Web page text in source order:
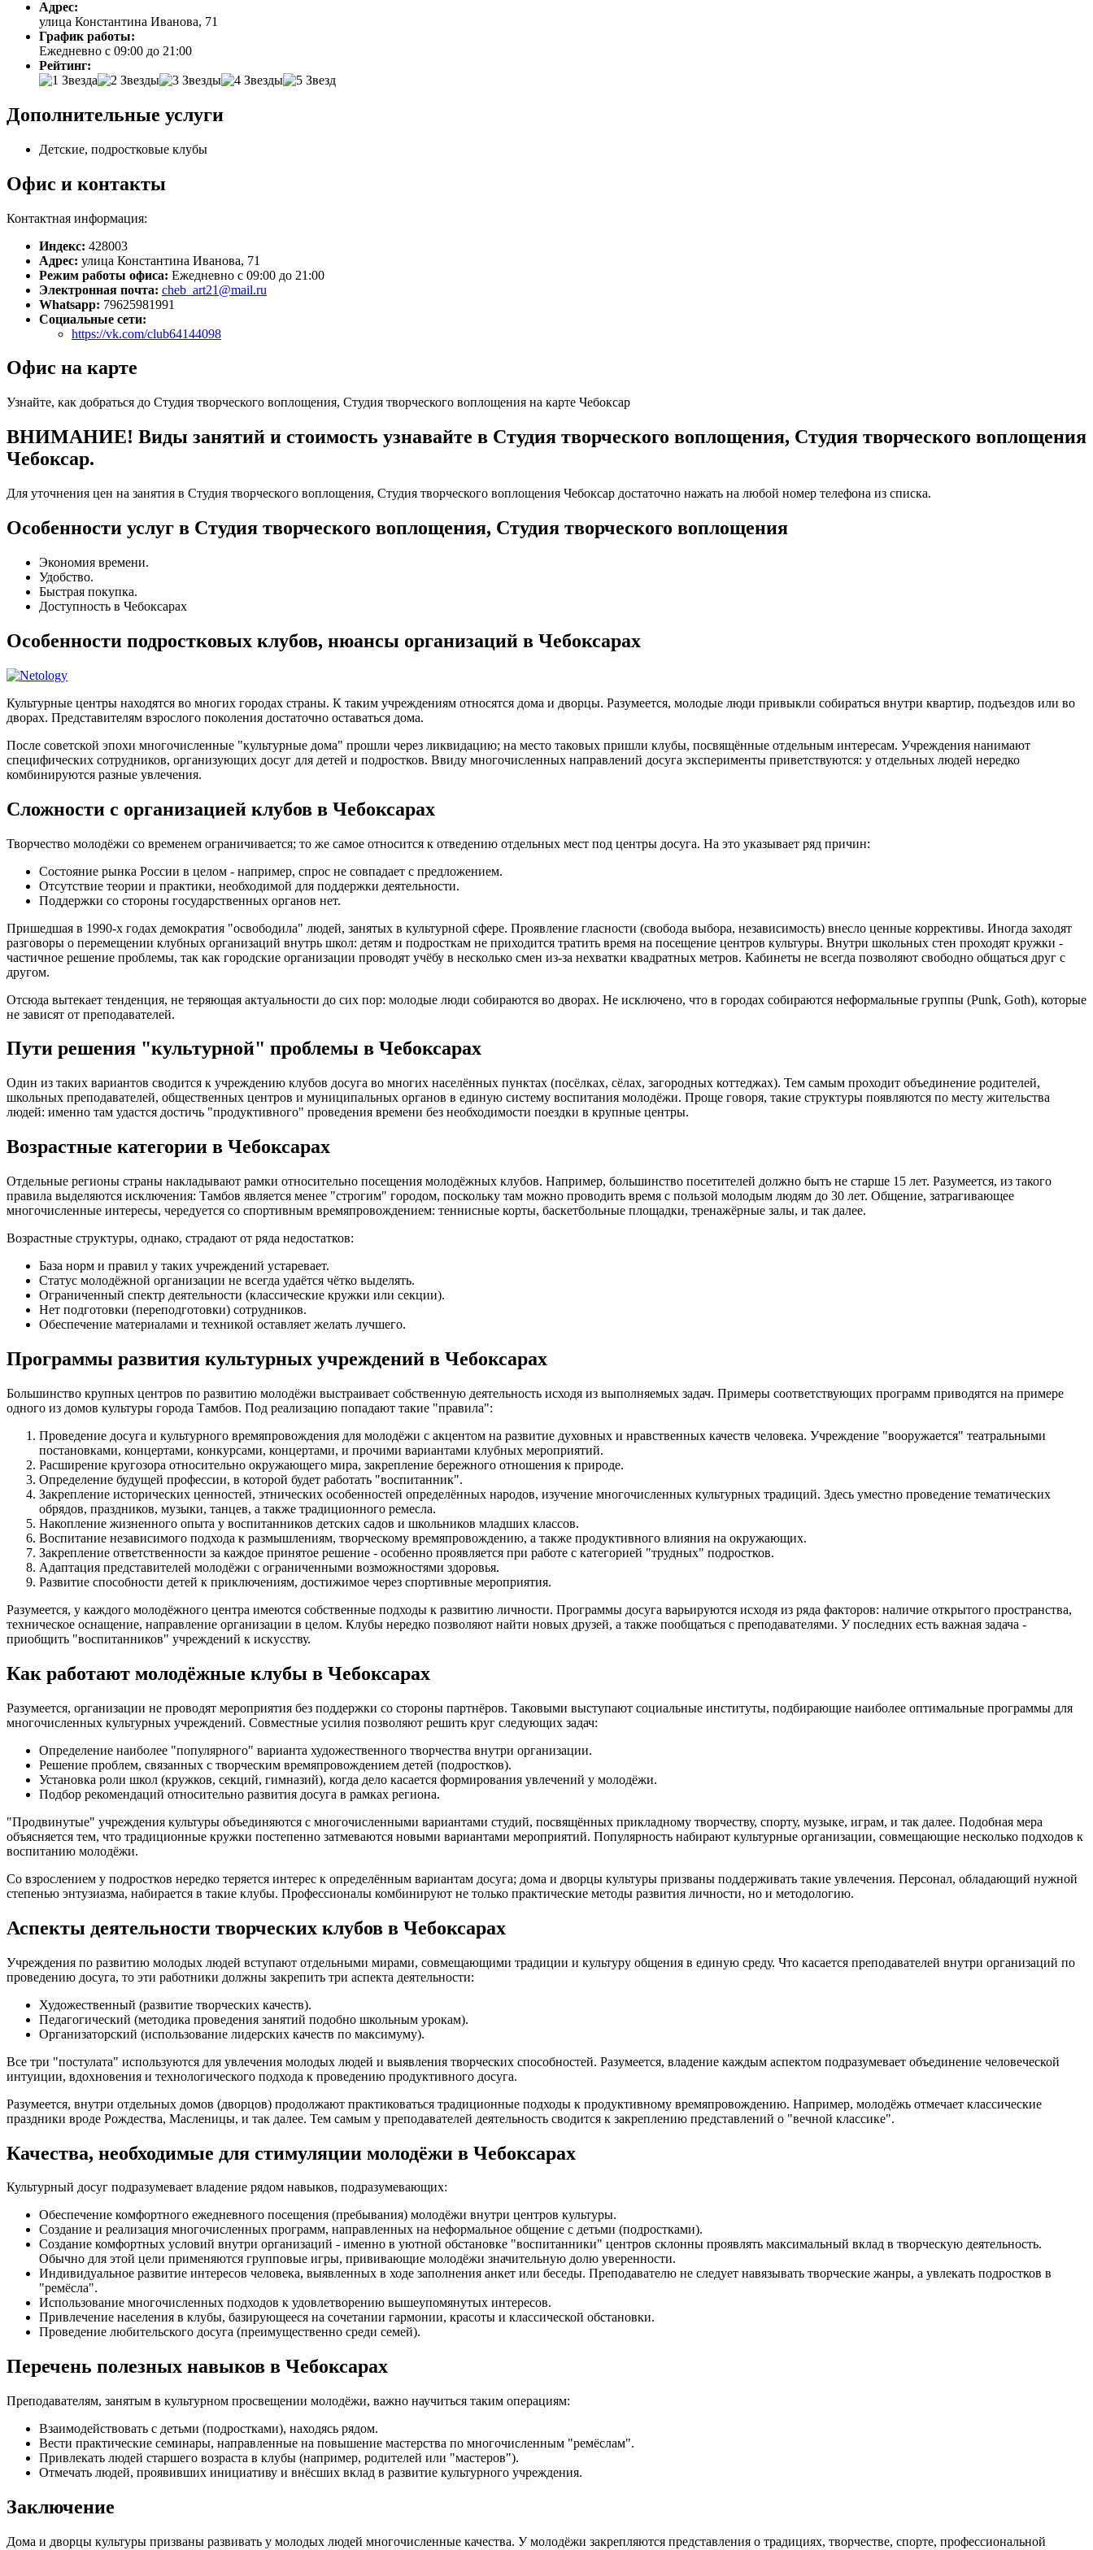
Адрес:
улица Константина Иванова, 71
График работы:
Ежедневно с 09:00 до 21:00
Рейтинг:
Дополнительные услуги
Детские, подростковые клубы
Офис и контакты
Контактная информация:
Индекс: 428003
Адрес: улица Константина Иванова, 71
Режим работы офиса: Ежедневно с 09:00 до 21:00
Электронная почта: cheb_art21@mail.ru
Whatsapp: 79625981991
Социальные сети:
https://vk.com/club64144098
Офис на карте
Узнайте, как добраться до Студия творческого воплощения, Студия творческого воплощения на карте Чебоксар
ВНИМАНИЕ! Виды занятий и стоимость узнавайте в Студия творческого воплощения, Студия творческого воплощения
Чебоксар.
Для уточнения цен на занятия в Студия творческого воплощения, Студия творческого воплощения Чебоксар достаточно нажать на любой номер телефона из списка.
Особенности услуг в Студия творческого воплощения, Студия творческого воплощения
Экономия времени.
Удобство.
Быстрая покупка.
Доступность в Чебоксарах
Особенности подростковых клубов, нюансы организаций в Чебоксарах
Культурные центры находятся во многих городах страны. К таким учреждениям относятся дома и дворцы. Разумеется, молодые люди привыкли собираться внутри квартир, подъездов или во
дворах. Представителям взрослого поколения достаточно оставаться дома.
После советской эпохи многочисленные "культурные дома" прошли через ликвидацию; на место таковых пришли клубы, посвящённые отдельным интересам. Учреждения нанимают
специфических сотрудников, организующих досуг для детей и подростков. Ввиду многочисленных направлений досуга эксперименты приветствуются: у отдельных людей нередко
комбинируются разные увлечения.
Сложности с организацией клубов в Чебоксарах
Творчество молодёжи со временем ограничивается; то же самое относится к отведению отдельных мест под центры досуга. На это указывает ряд причин:
Состояние рынка России в целом - например, спрос не совпадает с предложением.
Отсутствие теории и практики, необходимой для поддержки деятельности.
Поддержки со стороны государственных органов нет.
Пришедшая в 1990-х годах демократия "освободила" людей, занятых в культурной сфере. Проявление гласности (свобода выбора, независимость) внесло ценные коррективы. Иногда заходят
разговоры о перемещении клубных организаций внутрь школ: детям и подросткам не приходится тратить время на посещение центров культуры. Внутри школьных стен проходят кружки -
частичное решение проблемы, так как городские организации проводят учёбу в несколько смен из-за нехватки квадратных метров. Кабинеты не всегда позволяют свободно общаться друг с
другом.
Отсюда вытекает тенденция, не теряющая актуальности до сих пор: молодые люди собираются во дворах. Не исключено, что в городах собираются неформальные группы (Punk, Goth), которые
не зависят от преподавателей.
Пути решения "культурной" проблемы в Чебоксарах
Один из таких вариантов сводится к учреждению клубов досуга во многих населённых пунктах (посёлках, сёлах, загородных коттеджах). Тем самым проходит объединение родителей,
школьных преподавателей, общественных центров и муниципальных органов в единую систему воспитания молодёжи. Проще говоря, такие структуры появляются по месту жительства
людей: именно там удастся достичь "продуктивного" проведения времени без необходимости поездки в крупные центры.
Возрастные категории в Чебоксарах
Отдельные регионы страны накладывают рамки относительно посещения молодёжных клубов. Например, большинство посетителей должно быть не старше 15 лет. Разумеется, из такого
правила выделяются исключения: Тамбов является менее "строгим" городом, поскольку там можно проводить время с пользой молодым людям до 30 лет. Общение, затрагивающее
многочисленные интересы, чередуется со спортивным времяпровождением: теннисные корты, баскетбольные площадки, тренажёрные залы, и так далее.
Возрастные структуры, однако, страдают от ряда недостатков:
База норм и правил у таких учреждений устаревает.
Статус молодёжной организации не всегда удаётся чётко выделять.
Ограниченный спектр деятельности (классические кружки или секции).
Нет подготовки (переподготовки) сотрудников.
Обеспечение материалами и техникой оставляет желать лучшего.
Программы развития культурных учреждений в Чебоксарах
Большинство крупных центров по развитию молодёжи выстраивает собственную деятельность исходя из выполняемых задач. Примеры соответствующих программ приводятся на примере
одного из домов культуры города Тамбов. Под реализацию попадают такие "правила":
Проведение досуга и культурного времяпровождения для молодёжи с акцентом на развитие духовных и нравственных качеств человека. Учреждение "вооружается" театральными
постановками, концертами, конкурсами, концертами, и прочими вариантами клубных мероприятий.
Расширение кругозора относительно окружающего мира, закрепление бережного отношения к природе.
Определение будущей профессии, в которой будет работать "воспитанник".
Закрепление исторических ценностей, этнических особенностей определённых народов, изучение многочисленных культурных традиций. Здесь уместно проведение тематических
обрядов, праздников, музыки, танцев, а также традиционного ремесла.
Накопление жизненного опыта у воспитанников детских садов и школьников младших классов.
Воспитание независимого подхода к размышлениям, творческому времяпровождению, а также продуктивного влияния на окружающих.
Закрепление ответственности за каждое принятое решение - особенно проявляется при работе с категорией "трудных" подростков.
Адаптация представителей молодёжи с ограниченными возможностями здоровья.
Развитие способности детей к приключениям, достижимое через спортивные мероприятия.
Разумеется, у каждого молодёжного центра имеются собственные подходы к развитию личности. Программы досуга варьируются исходя из ряда факторов: наличие открытого пространства,
техническое оснащение, направление организации в целом. Клубы нередко позволяют найти новых друзей, а также пообщаться с преподавателями. У последних есть важная задача -
приобщить "воспитанников" учреждений к искусству.
Как работают молодёжные клубы в Чебоксарах
Разумеется, организации не проводят мероприятия без поддержки со стороны партнёров. Таковыми выступают социальные институты, подбирающие наиболее оптимальные программы для
многочисленных культурных учреждений. Совместные усилия позволяют решить круг следующих задач:
Определение наиболее "популярного" варианта художественного творчества внутри организации.
Решение проблем, связанных с творческим времяпровождением детей (подростков).
Установка роли школ (кружков, секций, гимназий), когда дело касается формирования увлечений у молодёжи.
Подбор рекомендаций относительно развития досуга в рамках региона.
"Продвинутые" учреждения культуры объединяются с многочисленными вариантами студий, посвящённых прикладному творчеству, спорту, музыке, играм, и так далее. Подобная мера
объясняется тем, что традиционные кружки постепенно затмеваются новыми вариантами мероприятий. Популярность набирают культурные организации, совмещающие несколько подходов к
воспитанию молодёжи.
Со взрослением у подростков нередко теряется интерес к определённым вариантам досуга; дома и дворцы культуры призваны поддерживать такие увлечения. Персонал, обладающий нужной
степенью энтузиазма, набирается в такие клубы. Профессионалы комбинируют не только практические методы развития личности, но и методологию.
Аспекты деятельности творческих клубов в Чебоксарах
Учреждения по развитию молодых людей вступают отдельными мирами, совмещающими традиции и культуру общения в единую среду. Что касается преподавателей внутри организаций по
проведению досуга, то эти работники должны закрепить три аспекта деятельности:
Художественный (развитие творческих качеств).
Педагогический (методика проведения занятий подобно школьным урокам).
Организаторский (использование лидерских качеств по максимуму).
Все три "постулата" используются для увлечения молодых людей и выявления творческих способностей. Разумеется, владение каждым аспектом подразумевает объединение человеческой
интуиции, вдохновения и технологического подхода к проведению продуктивного досуга.
Разумеется, внутри отдельных домов (дворцов) продолжают практиковаться традиционные подходы к продуктивному времяпровождению. Например, молодёжь отмечает классические
праздники вроде Рождества, Масленицы, и так далее. Тем самым у преподавателей деятельность сводится к закреплению представлений о "вечной классике".
Качества, необходимые для стимуляции молодёжи в Чебоксарах
Культурный досуг подразумевает владение рядом навыков, подразумевающих:
Обеспечение комфортного ежедневного посещения (пребывания) молодёжи внутри центров культуры.
Создание и реализация многочисленных программ, направленных на неформальное общение с детьми (подростками).
Создание комфортных условий внутри организаций - именно в уютной обстановке "воспитанники" центров склонны проявлять максимальный вклад в творческую деятельность.
Обычно для этой цели применяются групповые игры, прививающие молодёжи значительную долю уверенности.
Индивидуальное развитие интересов человека, выявленных в ходе заполнения анкет или беседы. Преподавателю не следует навязывать творческие жанры, а увлекать подростков в
"ремёсла".
Использование многочисленных подходов к удовлетворению вышеупомянутых интересов.
Привлечение населения в клубы, базирующееся на сочетании гармонии, красоты и классической обстановки.
Проведение любительского досуга (преимущественно среди семей).
Перечень полезных навыков в Чебоксарах
Преподавателям, занятым в культурном просвещении молодёжи, важно научиться таким операциям:
Взаимодействовать с детьми (подростками), находясь рядом.
Вести практические семинары, направленные на повышение мастерства по многочисленным "ремёслам".
Привлекать людей старшего возраста в клубы (например, родителей или "мастеров").
Отмечать людей, проявивших инициативу и внёсших вклад в развитие культурного учреждения.
Заключение
Дома и дворцы культуры призваны развивать у молодых людей многочисленные качества. У молодёжи закрепляются представления о традициях, творчестве, спорте, профессиональной